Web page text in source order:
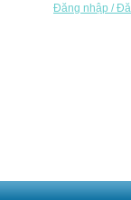
Đăng nhập /